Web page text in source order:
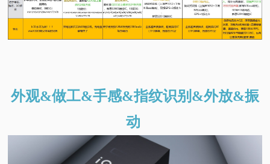
外观&做工&手感&指纹识别&外放&振
动